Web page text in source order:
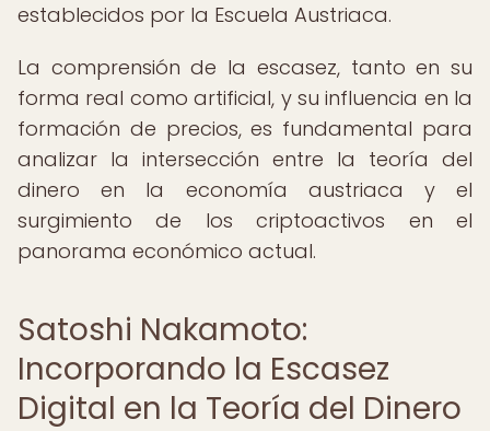
establecidos por la Escuela Austriaca.
La comprensión de la escasez, tanto en su
forma real como artificial, y su influencia en la
formación de precios, es fundamental para
analizar la intersección entre la teoría del
dinero en la economía austriaca y el
surgimiento de los criptoactivos en el
panorama económico actual.
Satoshi Nakamoto:
Incorporando la Escasez
Digital en la Teoría del Dinero